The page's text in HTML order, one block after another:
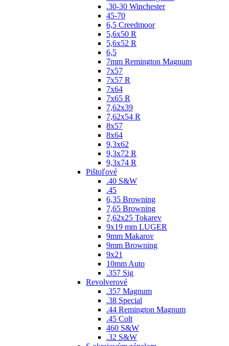
.30-30 Winchester
45-70
6,5 Creedmoor
5,6x50 R
5,6x52 R
6,5
7mm Remington Magnum
7x57
7x57 R
7x64
7x65 R
7,62x39
7,62x54 R
8x57
8x64
9,3x62
9,3x72 R
9,3x74 R
Pištoľové
.40 S&W
.45
6,35 Browning
7,65 Browning
7,62x25 Tokarev
9x19 mm LUGER
9mm Makarov
9mm Browning
9x21
10mm Auto
.357 Sig
Revolverové
.357 Magnum
.38 Special
.44 Remington Magnum
.45 Colt
460 S&W
.32 S&W